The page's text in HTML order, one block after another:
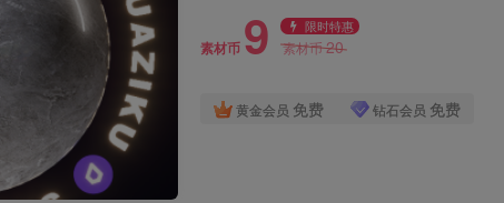
素材币 9 限时特惠
素材币20
黄金会员 免费 钻石会员 免费